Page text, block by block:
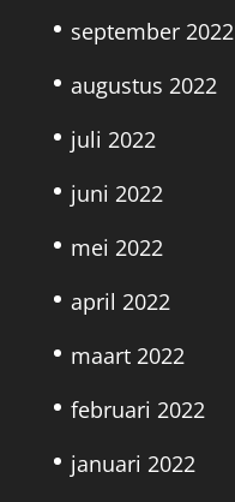
september 2022
augustus 2022
juli 2022
juni 2022
mei 2022
april 2022
maart 2022
februari 2022
januari 2022